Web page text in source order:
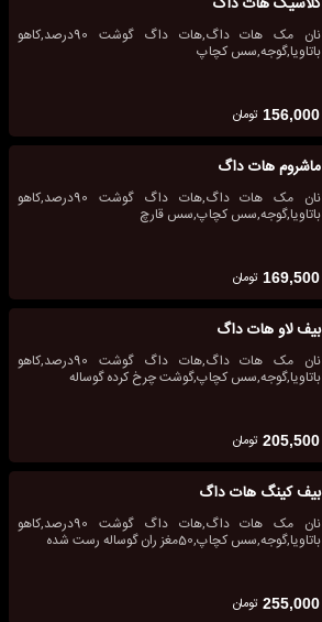
نان مک هات داگ,هات داگ گوشت 90درصد,کاهو
باتاویا,گوجه,سس کچاپ
156,000 تومان
ماشروم هات داگ
نان مک هات داگ,هات داگ گوشت 90درصد,کاهو
باتاویا,گوجه,سس کچاپ,سس قارچ
169,500 تومان
بیف لاو هات داگ
نان مک هات داگ,هات داگ گوشت 90درصد,کاهو
باتاویا,گوجه,سس کچاپ,گوشت چرخ کرده گوساله
205,500 تومان
بیف کینگ هات داگ
نان مک هات داگ,هات داگ گوشت 90درصد,کاهو
باتاویا,گوجه,سس کچاپ,50مغز ران گوساله رست شده
255,000 تومان